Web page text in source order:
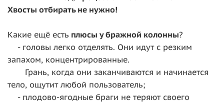
Хвосты отбирать не нужно!
Какие ещё есть плюсы у бражной колонны?
- головы легко отделять. Они идут с резким
запахом, концентрированные.
Грань, когда они заканчиваются и начинается
тело, ощутит любой пользователь;
- плодово-ягодные браги не теряют своего